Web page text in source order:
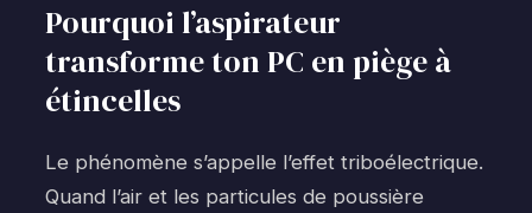
Pourquoi l’aspirateur
transforme ton PC en piège à
étincelles
Le phénomène s’appelle l’effet triboélectrique.
Quand l’air et les particules de poussière